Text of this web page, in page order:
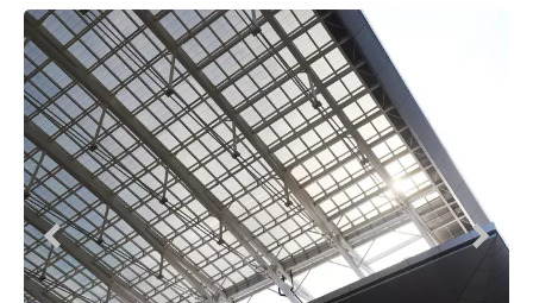
Next
Prev